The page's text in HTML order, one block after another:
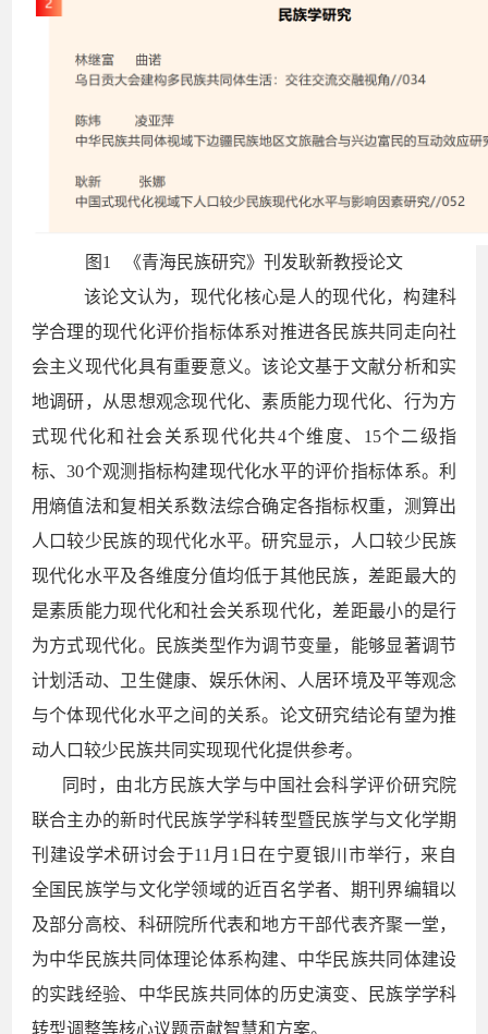
图 1 《青海民族研究》刊发耿新教授论文
该论文认为，现代化核心是人的现代化，构建科
学合理的现代化评价指标体系对推进各民族共同走向社
会主义现代化具有重要意义。该论文基于文献分析和实
地调研，从思想观念现代化、素质能力现代化、行为方
式现代化和社会关系现代化共4个维度、15个二级指
标、30个观测指标构建现代化水平的评价指标体系。利
用熵值法和复相关系数法综合确定各指标权重，测算出
人口较少民族的现代化水平。研究显示，人口较少民族
现代化水平及各维度分值均低于其他民族，差距最大的
是素质能力现代化和社会关系现代化，差距最小的是行
为方式现代化。民族类型作为调节变量，能够显著调节
计划活动、卫生健康、娱乐休闲、人居环境及平等观念
与个体现代化水平之间的关系。论文研究结论有望为推
动人口较少民族共同实现现代化提供参考。
同时，由北方民族大学与中国社会科学评价研究院
联合主办的新时代民族学学科转型暨民族学与文化学期
刊建设学术研讨会于11月1日在宁夏银川市举行，来自
全国民族学与文化学领域的近百名学者、期刊界编辑以
及部分高校、科研院所代表和地方干部代表齐聚一堂，
为中华民族共同体理论体系构建、中华民族共同体建设
的实践经验、中华民族共同体的历史演变、民族学学科
转型调整等核心议题贡献智慧和方案。